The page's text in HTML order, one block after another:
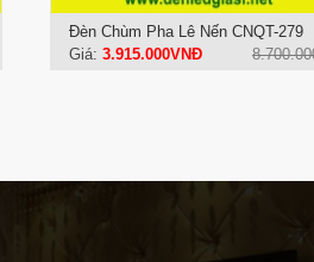
Đèn Chùm Pha Lê Nến CNQT-279
Giá: 3.915.000VNĐ